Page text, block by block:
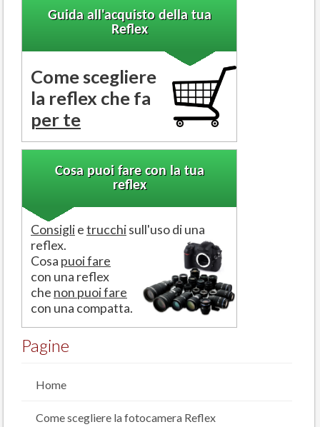
Guida all'acquisto della tua
Reflex
Come scegliere
la reflex che fa
per te
Cosa puoi fare con la tua
reflex
Consiglietrucchisull'uso di una
reflex.
Cosa puoi fare
con una reflex
che non puoi fare
con una compatta.
Pagine
Home
Come scegliere la fotocamera Reflex